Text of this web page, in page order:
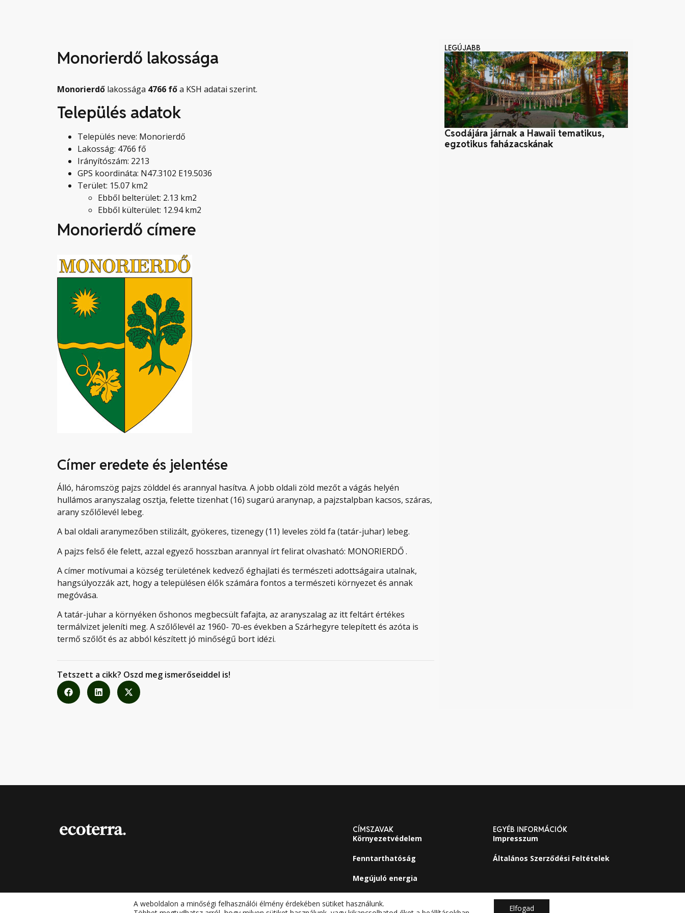
Monorierdő lakossága
Monorierdő lakossága 4766 főa KSH adatai szerint.
Település adatok
Település neve: Monorierdő
Lakosság: 4766 fő
Irányítószám: 2213
GPS koordináta: N47.3102 E19.5036
Terület: 15.07 km2
Ebből belterület: 2.13 km2
Ebből külterület: 12.94 km2
Monorierdő címere
Címer eredete és jelentése
Álló, háromszög pajzs zölddel és arannyal hasítva. A jobb oldali zöld mezőt a vágás helyén
hullámos aranyszalag osztja, felette tizenhat (16) sugarú aranynap, a pajzstalpban kacsos, száras,
arany szőlőlevél lebeg.
A bal oldali aranymezőben stilizált, gyökeres, tizenegy (11) leveles zöld fa (tatár-juhar) lebeg.
A pajzs felső éle felett, azzal egyező hosszban arannyal írt felirat olvasható: MONORIERDŐ .
A címer motívumai a község területének kedvező éghajlati és természeti adottságaira utalnak,
hangsúlyozzák azt, hogy a településen élők számára fontos a természeti környezet és annak
megóvása.
A tatár-juhar a környéken őshonos megbecsült fafajta, az aranyszalag az itt feltárt értékes
termálvizet jeleníti meg. A szőlőlevél az 1960- 70-es években a Szárhegyre telepített és azóta is
termő szőlőt és az abból készített jó minőségű bort idézi.
Tetszett a cikk? Oszd meg ismerőseiddel is!
LEGÚJABB
Csodájára járnak a Hawaii tematikus,
egzotikus faházacskának
CÍMSZAVAK
Környezetvédelem
Fenntarthatóság
Megújuló energia
EGYÉB INFORMÁCIÓK
Impresszum
Általános Szerződési Feltételek
A weboldalon a minőségi felhasználói élmény érdekében sütiket használunk.
Elfogad